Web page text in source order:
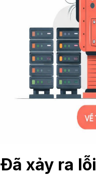
Đã xảy ra lỗi